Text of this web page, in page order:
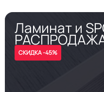
Ламинат и
СКИДКА -45%